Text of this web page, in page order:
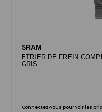
SRAM
ETRIER DE FREIN
GRIS
Connectez-vous pour voir les prix.